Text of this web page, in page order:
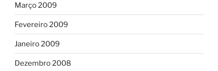
Março 2009
Fevereiro 2009
Janeiro 2009
Dezembro 2008